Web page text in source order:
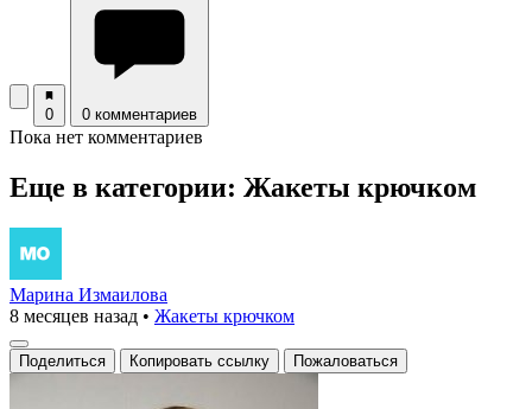
0 0 комментариев
Пока нет комментариев
Еще в категории: Жакеты крючком
Марина Измаилова
8 месяцев назад • Жакеты крючком
Поделиться Копировать ссылку Пожаловаться